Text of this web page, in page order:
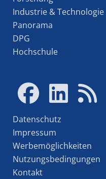
Industrie & Technologie
Panorama
DPG
Hochschule
Datenschutz
Impressum
Werbemöglichkeiten
Nutzungsbedingungen
Kontakt